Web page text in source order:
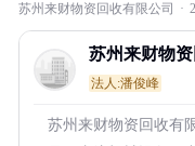
苏州来财物资回收有限公司 ·
苏州来财物
法人:潘俊峰
苏州来财物资回收有